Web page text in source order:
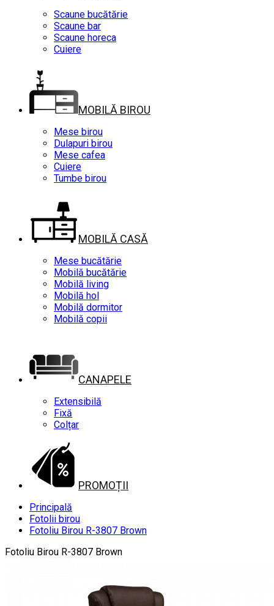
Scaune bucătărie
Scaune bar
Scaune horeca
Cuiere
MOBILĂ BIROU
Mese birou
Dulapuri birou
Mese cafea
Cuiere
Tumbe birou
MOBILĂ CASĂ
Mese bucătărie
Mobilă bucătărie
Mobilă living
Mobilă hol
Mobilă dormitor
Mobilă copii
CANAPELE
Extensibilă
Fixă
Colțar
PROMOȚII
Principală
Fotolii birou
Fotoliu Birou R-3807 Brown
Fotoliu Birou R-3807 Brown